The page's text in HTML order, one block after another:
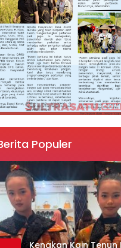
Populer
‎Kenakan Kain Tenun